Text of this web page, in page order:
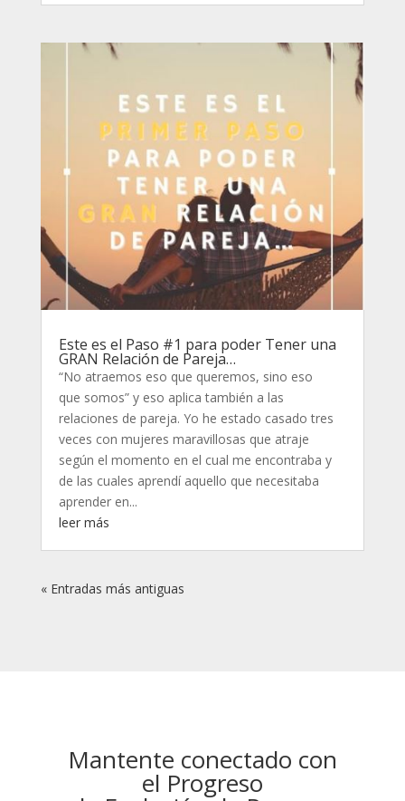
Este es el Paso #1 para poder Tener una
GRAN Relación de Pareja…
“No atraemos eso que queremos, sino eso
que somos” y eso aplica también a las
relaciones de pareja. Yo he estado casado tres
veces con mujeres maravillosas que atraje
según el momento en el cual me encontraba y
de las cuales aprendí aquello que necesitaba
aprender en...
leer más
« Entradas más antiguas
Mantente conectado con
el Progreso